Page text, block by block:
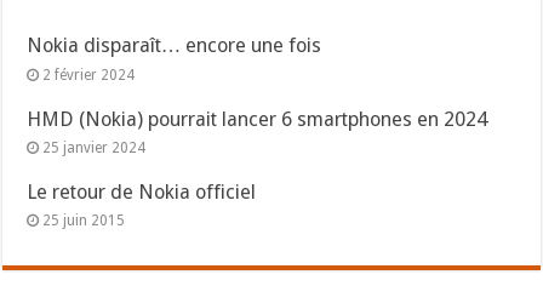
Nokia disparaît… encore une fois
2 février 2024
HMD (Nokia) pourrait lancer 6 smartphones en 2024
25 janvier 2024
Le retour de Nokia officiel
25 juin 2015